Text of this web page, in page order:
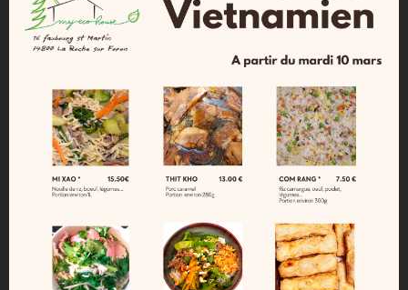
La pochette se ferme avec un cordon
Fabrication à la main en Haute Savoie.
Label:
Certificat délivré par Ecocert Greenlife -
Licence n°232616 - Alterosac.
Couleurs et motifs:
Couleur du moment
Composition :